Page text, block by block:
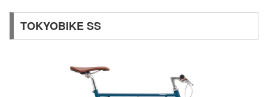
TOKYOBIKE SS